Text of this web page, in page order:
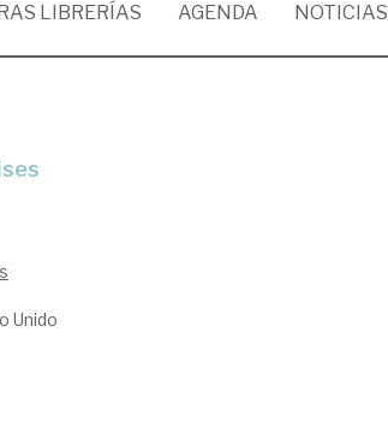
LIBRERÍAS AGENDA NOTICIAS
Unido